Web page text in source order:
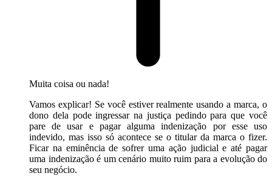
Muita coisa ou nada!
Vamos explicar! Se você estiver realmente usando a marca, o
dono dela pode ingressar na justiça pedindo para que você
pare de usar e pagar alguma indenização por esse uso
indevido, mas isso só acontece se o titular da marca o fizer.
Ficar na eminência de sofrer uma ação judicial e até pagar
uma indenização é um cenário muito ruim para a evolução do
seu negócio.